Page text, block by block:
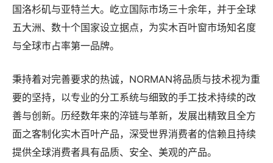
国洛杉矶与亚特兰大。屹立国际市场三十余年，并于全球
五大洲、数十个国家设立据点，为实木百叶窗市场知名度
与全球市占率第一品牌。
秉持着对完善要求的热诚，NORMAN将品质与技术视为重
要的坚持，以专业的分工系统与细致的手工技术持续的改
善与创新。历经数年来的淬链与革新，发展出精致且全方
面之客制化实木百叶产品，深受世界消费者的信赖且持续
提供全球消费者具有品质、安全、美观的产品。